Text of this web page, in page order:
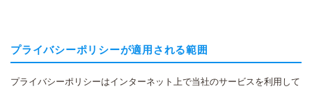
プライバシーポリシーが適用される範囲
プライバシーポリシーはインターネット上で当社のサービスを利用して